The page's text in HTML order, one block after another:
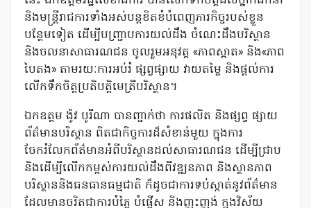
និងមន្ត្រីរាជការទាំងអស់បន្តខិតខំបំពេញភារកិច្ចរបស់ខ្លួន
បន្ថែមទៀត ដើម្បីបញ្រ្ជាបការយល់ដឹង ចំណេះដឹងបរិស្ថាន
និងចលនាសាធារណជន ចូលរួមអនុវត្ត «ភាពស្អាត» និង«ភាព
បៃតង» តាមរយៈការអប់រំ ផ្សព្វផ្សាយ វាយតម្លៃ និងផ្តល់ការ
លើកទឹកចិត្តប្រតិបត្តិមេត្រីបរិស្ថាន។
ឯកឧត្តម ង៉ូវ បូរីណា បានញ្ជាក់ថា ការផលិត និងផ្សព្វ ផ្សាយ
ព័ត៌មានបរិស្ថាន ពិតជាកិច្ចការដ៏សំខាន់មួយ ក្នុងការ
ចែករំលែកព័ត៌មានអំពីបរិស្ថានដល់សាធារណជន ដើម្បីជ្រាប
និងដើម្បីលើកកម្ពស់ការយល់ដឹងពីវឌ្ឍនភាព និងស្ថានភាព
បរិស្ថាននិងធនធានធម្មជាតិ ក៏ដូចជាការទប់ស្កាត់នូវព័ត៌មាន
ដែលមានចរិតជាការបំភ្លៃ បំផ្លើស និងញុះញង់ ក្នុងវិស័យ